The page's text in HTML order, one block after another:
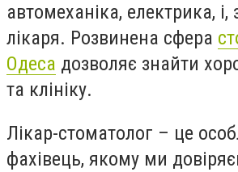
автомеханіка, електрика,
лікаря. Розвинена сфера
Одеса дозволяє знайти
та клініку.
Лікар-стоматолог – це
фахівець, якому ми